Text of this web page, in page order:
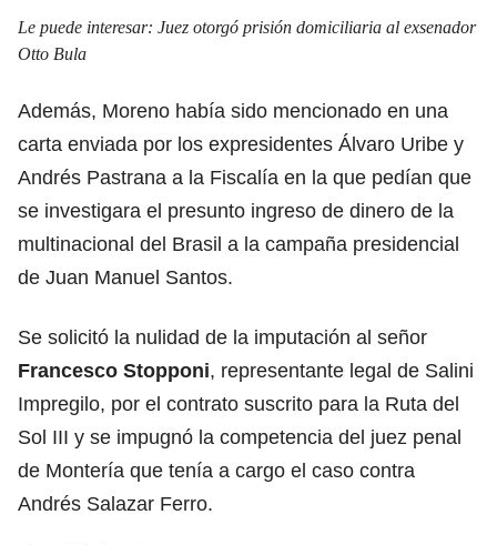
Le puede interesar: Juez otorgó prisión domiciliaria al exsenador
Otto Bula
Además, Moreno había sido mencionado en una
carta enviada por los expresidentes Álvaro Uribe y
Andrés Pastrana a la Fiscalía en la que pedían que
se investigara el presunto ingreso de dinero de la
multinacional del Brasil a la campaña presidencial
de Juan Manuel Santos.
Se solicitó la nulidad de la imputación al señor
Francesco Stopponi, representante legal de Salini
Impregilo, por el contrato suscrito para la Ruta del
Sol III y se impugnó la competencia del juez penal
de Montería que tenía a cargo el caso contra
Andrés Salazar Ferro.